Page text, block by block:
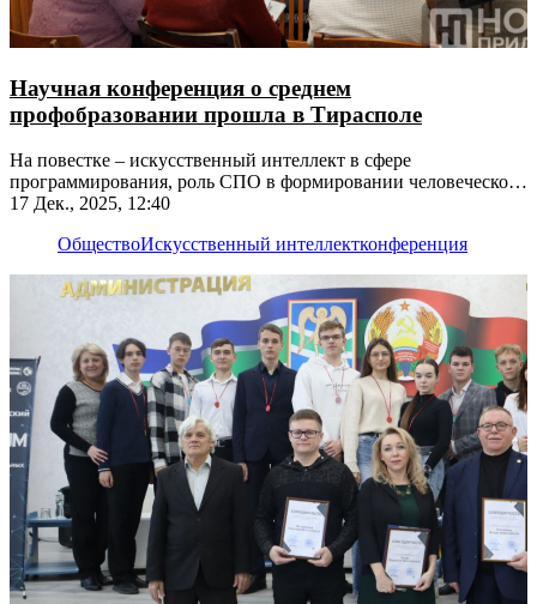
Научная конференция о среднем
профобразовании прошла в Тирасполе
На повестке – искусственный интеллект в сфере
программирования, роль СПО в формировании человеческого
капитала и не только
17 Дек., 2025, 12:40
ОбществоИскусственный интеллектконференция